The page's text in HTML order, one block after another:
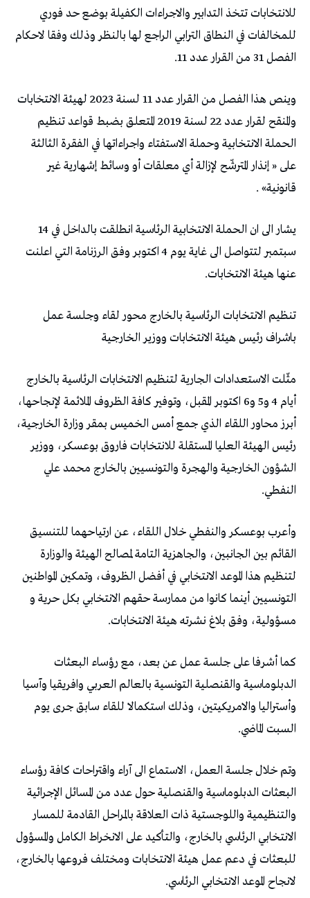
للانتخابات تتخذ التدابير والاجراءات الكفيلة بوضع حد فوري
للمخالفات في النطاق الترابي الراجع لها بالنظر وذلك وفقا لاحكام
الفصل 31 من القرار عدد 11.
وينص هذا الفصل من القرار عدد 11 لسنة 2023 لهيئة الانتخابات
والمنقح لقرار عدد 22 لسنة 2019 المتعلق بضبط قواعد تنظيم
الحملة الانتخابية وحملة الاستفتاء واجراءاتها في الفقرة الثالثة
على « إنذار المترشّح لإزالة أي معلقات أو وسائط إشهارية غير
قانونية» .
يشار الى ان الحملة الانتخابية الرئاسية انطلقت بالداخل في 14
سبتمبر لتتواصل الى غاية يوم 4 اكتوبر وفق الرزنامة التي اعلنت
عنها هيئة الانتخابات.
تنظيم الانتخابات الرئاسية بالخارج محور لقاء وجلسة عمل
باشراف رئيس هيئة الانتخابات ووزير الخارجية
مثّلت الاستعدادات الجارية لتنظيم الانتخابات الرئاسية بالخارج
أيام 4 و5 و6 اكتوبر المقبل، وتوفير كافة الظروف الملائمة لإنجاحها،
أبرز محاور اللقاء الذي جمع أمس الخميس بمقر وزارة الخارجية،
رئيس الهيئة العليا المستقلة للانتخابات فاروق بوعسكر، ووزير
الشؤون الخارجية والهجرة والتونسيين بالخارج محمد علي
النفطي.
وأعرب بوعسكر والنفطي خلال اللقاء، عن ارتياحهما للتنسيق
القائم بين الجانبين، والجاهزية التامة لمصالح الهيئة والوزارة
لتنظيم هذا الموعد الانتخابي في أفضل الظروف، وتمكين المواطنين
التونسيين أينما كانوا من ممارسة حقهم الانتخابي بكل حرية و
مسؤولية، وفق بلاغ نشرته هيئة الانتخابات.
كما أشرفا على جلسة عمل عن بعد، مع رؤساء البعثات
الدبلوماسية والقنصلية التونسية بالعالم العربي وافريقيا وآسيا
وأستراليا والامريكيتين، وذلك استكمالا للقاء سابق جرى يوم
السبت الماضي.
وتم خلال جلسة العمل، الاستماع الى آراء واقتراحات كافة رؤساء
البعثات الدبلوماسية والقنصلية حول عدد من المسائل الإجرائية
والتنظيمية واللوجستية ذات العلاقة بالمراحل القادمة للمسار
الانتخابي الرئاسي بالخارج، والتأكيد على الانخراط الكامل والمسؤول
للبعثات في دعم عمل هيئة الانتخابات ومختلف فروعها بالخارج،
لانجاح الموعد الانتخابي الرئاسي.